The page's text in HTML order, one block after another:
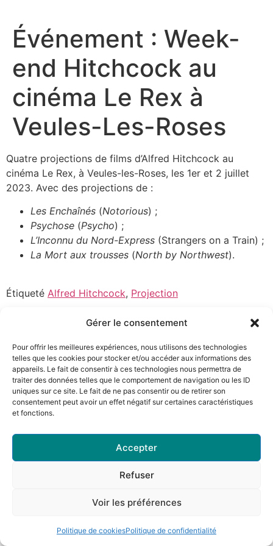
Gérer le consentement
Pour offrir les meilleures expériences, nous utilisons des technologies
telles que les cookies pour stocker et/ou accéder aux informations des
appareils. Le fait de consentir à ces technologies nous permettra de
traiter des données telles que le comportement de navigation ou les ID
uniques sur ce site. Le fait de ne pas consentir ou de retirer son
consentement peut avoir un effet négatif sur certaines caractéristiques
et fonctions.
Accepter
Refuser
Voir les préférences
Politique de cookiesPolitique de confidentialité
contenu
Événement : Week-
end Hitchcock au
cinéma Le Rex à
Veules-Les-Roses
Quatre projections de films d’Alfred Hitchcock au
cinéma Le Rex, à Veules-les-Roses, les 1er et 2 juillet
2023. Avec des projections de :
Les Enchaînés (Notorious) ;
Psychose (Psycho) ;
L’Inconnu du Nord-Express (Strangers on a Train) ;
La Mort aux trousses (North by Northwest).
Étiqueté Alfred Hitchcock, Projection